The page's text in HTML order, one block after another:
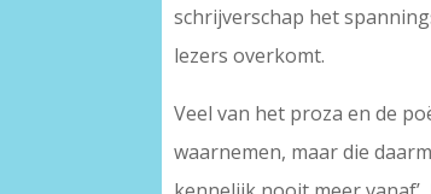
schrijverschap het
lezers overkomt.
Veel van het proza en de
waarnemen, maar die